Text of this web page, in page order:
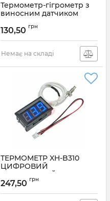
Термометр-гігрометр з
виносним датчиком
(білий)
Артикул: FY-12белый
130,50 грн
Немає на складі
ТЕРМОМЕТР XH-B310
ЦИФРОВИЙ
БУДІВЕЛЬНИЙ -30 ~ 800C
З ТЕРМОПАРОЮ К-ТИПУ
247,50 грн